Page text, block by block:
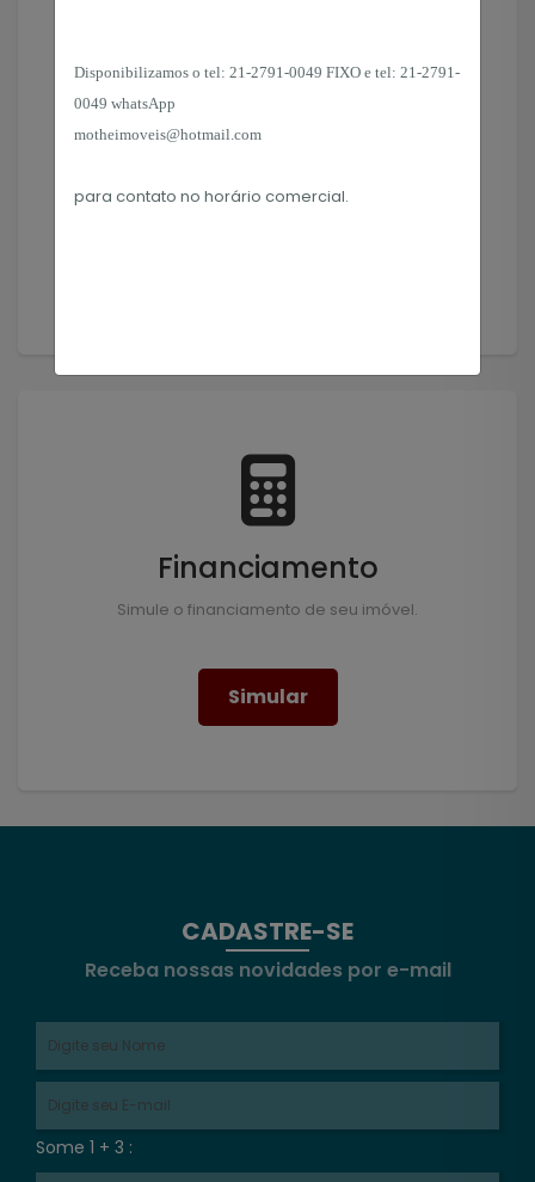
Disponibilizamos o tel: 21-2791-0049 FIXO e tel: 21-2791-
0049 whatsApp
motheimoveis@hotmail.com
para contato no horário comercial.
Solicitar Imóvel
Financiamento
Simule o financiamento de seu imóvel.
Simular
CADASTRE-SE
Receba nossas novidades por e-mail
Some 1 + 3 :